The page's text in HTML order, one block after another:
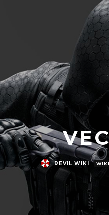
REVIL WIKI WIKI